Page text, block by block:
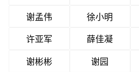
谢孟伟
徐小明
许亚军
薛佳凝
谢彬彬
谢园